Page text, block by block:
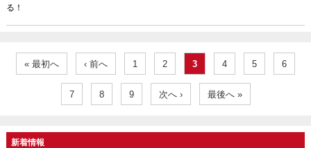
る！
« 最初へ ‹ 前へ 1 2 3 4 5 6
7 8 9 次へ › 最後へ »
新着情報